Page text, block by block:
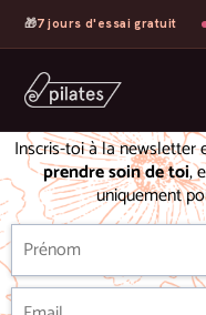
🎁7 jours d'essai gratuit